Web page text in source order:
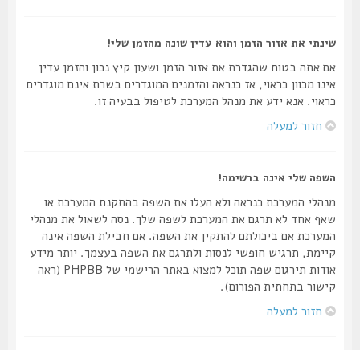
שינתי את אזור הזמן והוא עדין שונה מהזמן שלי!
אם אתה בטוח שהגדרת את אזור הזמן ושעון קיץ נכון והזמן עדין
אינו מכוון כראוי, אז כנראה והזמנים המוגדרים בשרת אינם מוגדרים
כראוי. אנא ידע את מנהל המערכת לטיפול בבעיה זו.
חזור למעלה
השפה שלי אינה ברשימה!
מנהלי המערכת כנראה ולא העלו את השפה בהתקנת המערכת או
שאף אחד לא תרגם את המערכת לשפה שלך. נסה לשאול את מנהלי
המערכת אם ביכולתם להתקין את השפה. אם חבילת השפה אינה
קיימת, תרגיש חופשי לנסות ולתרגם את השפה בעצמך. יותר מידע
אודות תירגום שפה תוכל למצוא באתר הרישמי של PHPBB (ראה
קישור בתחתית הפורום).
חזור למעלה